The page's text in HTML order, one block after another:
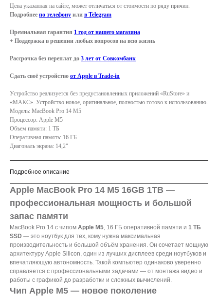
Цена указанная на сайте, может отличаться от стоимости по ряду причин.
Подробнее по телефону или в Telegram
Премиальная гарантия 1 год от нашего магазина
+ Поддержка в решении любых вопросов на всю жизнь
Рассрочка без переплат до 3 лет от Совкомбанк
Сдать своё устройство от Apple в Trade-in
Устройство реализуется без предустановленных приложений «RuStore» и
«МАКС». Устройство новое, оригинальное, полностью готово к использованию.
Модель: MacBook Pro 14 M5
Процессор: Apple M5
Объем памяти: 1 ТБ
Оперативная память: 16 ГБ
Диагональ экрана: 14,2"
Подробное описание
Apple MacBook Pro 14 M5 16GB 1TB —
профессиональная мощность и большой
запас памяти
MacBook Pro 14 с чипом Apple M5, 16 ГБ оперативной памяти и 1 ТБ
SSD — это ноутбук для тех, кому нужна максимальная
производительность и большой объём хранения. Он сочетает мощную
архитектуру Apple Silicon, один из лучших дисплеев среди ноутбуков и
впечатляющую автономность. Такой компьютер одинаково уверенно
справляется с профессиональными задачами — от монтажа видео и
работы с графикой до разработки и сложных вычислений.
Чип Apple M5 — новое поколение